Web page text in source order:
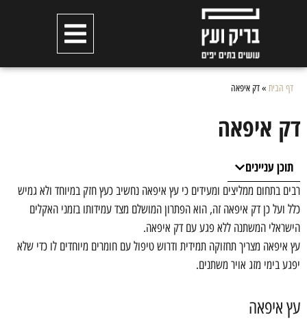
דף הבית»דק איפאה
דק איפאה
תוכן עניינים
רבים בתחום ממליצים ומעידים כי עץ איפאה נחשיב כעץ חזק במיוחד ולא גמיש
כלל ועל כן דק איפאה זה, הוא הפתרון המושלם מצד עמידותו בזמני האקלים
הישראלי המשתנה ללא פגע עם דק איפאה.
עץ איפאה מצריך תחזוקה תמידית ודרוש טיפול עם חומרים מיוחדים לו כדי שלא
יפגע בימי מזג אויר משתנים.
עץ איפאה